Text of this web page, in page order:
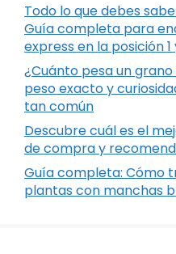
Todo lo que debes
Guía completa para
express en la posición 1
¿Cuánto pesa un
peso exacto y
tan común
Descubre cuál es el
de compra y
Guía completa: Cómo
plantas con manchas